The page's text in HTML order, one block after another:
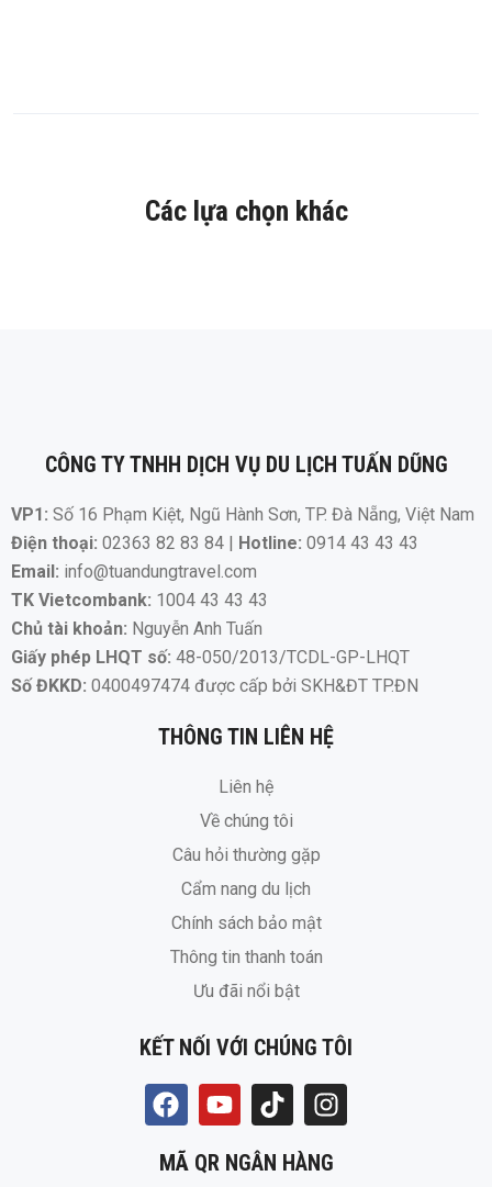
Các lựa chọn khác
CÔNG TY TNHH DỊCH VỤ DU LỊCH TUẤN DŨNG
VP1: Số 16 Phạm Kiệt, Ngũ Hành Sơn, TP. Đà Nẵng, Việt Nam
Điện thoại: 02363 82 83 84 | Hotline: 0914 43 43 43
Email: info@tuandungtravel.com
TK Vietcombank: 1004 43 43 43
Chủ tài khoản: Nguyễn Anh Tuấn
Giấy phép LHQT số: 48-050/2013/TCDL-GP-LHQT
Số ĐKKD: 0400497474 được cấp bởi SKH&ĐT TP.ĐN
THÔNG TIN LIÊN HỆ
Liên hệ
Về chúng tôi
Câu hỏi thường gặp
Cẩm nang du lịch
Chính sách bảo mật
Thông tin thanh toán
Ưu đãi nổi bật
KẾT NỐI VỚI CHÚNG TÔI
MÃ QR NGÂN HÀNG